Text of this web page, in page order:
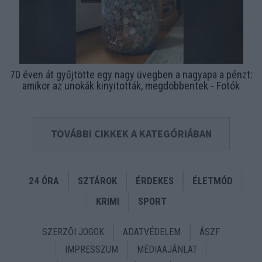
70 éven át gyűjtötte egy nagy üvegben a nagyapa a pénzt:
amikor az unokák kinyitották, megdöbbentek - Fotók
TOVÁBBI CIKKEK A KATEGÓRIÁBAN
24 ÓRA SZTÁROK ÉRDEKES
ÉLETMÓD
KRIMI
SPORT
SZERZŐI JOGOK ADATVÉDELEM
ÁSZF
IMPRESSZUM
MÉDIAAJÁNLAT